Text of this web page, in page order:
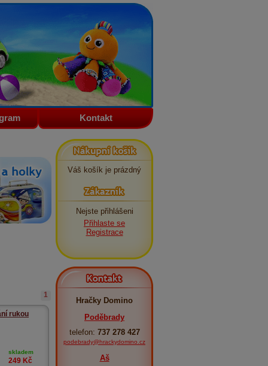
Kontakt
1
rukou
skladem
249 Kč
Nákupní košík
Váš košík je prázdný
Zákazník
Nejste přihlášeni
Přihlaste se
Registrace
Kontakt
Hračky Domino
Poděbrady
telefon: 737 278 427
podebrady@hrackydomino.cz
Aš